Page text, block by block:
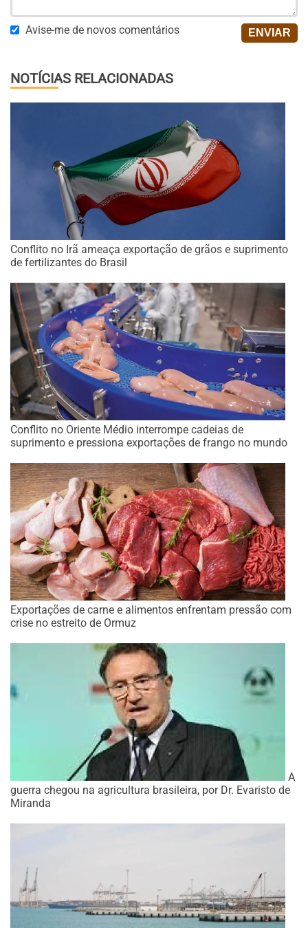
Avise-me de novos comentários
NOTÍCIAS RELACIONADAS
Conflito no Irã ameaça exportação de grãos e suprimento
de fertilizantes do Brasil
Conflito no Oriente Médio interrompe cadeias de
suprimento e pressiona exportações de frango no mundo
Exportações de carne e alimentos enfrentam pressão com
crise no estreito de Ormuz
A
guerra chegou na agricultura brasileira, por Dr. Evaristo de
Miranda